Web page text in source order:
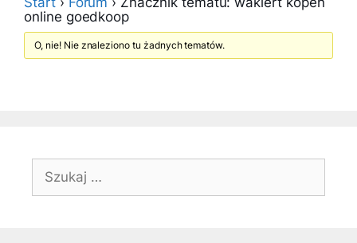
online goedkoop
O, nie! Nie znaleziono tu żadnych tematów.
Szukaj: